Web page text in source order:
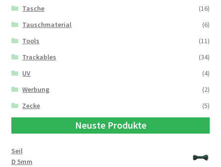
Tasche
(16)
Tauschmaterial
(6)
Tools
(11)
Trackables
(34)
UV
(4)
Werbung
(2)
Zecke
(5)
Neuste Produkte
Seil
D 5mm